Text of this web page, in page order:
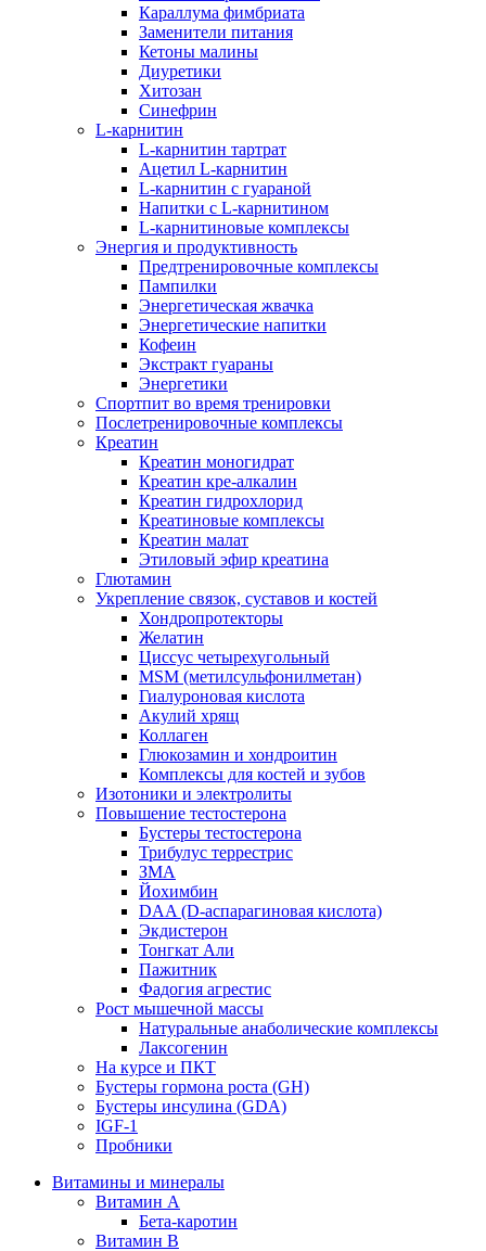
Караллума фимбриата
Заменители питания
Кетоны малины
Диуретики
Хитозан
Синефрин
L-карнитин
L-карнитин тартрат
Ацетил L-карнитин
L-карнитин с гуараной
Напитки c L-карнитином
L-карнитиновые комплексы
Энергия и продуктивность
Предтренировочные комплексы
Пампилки
Энергетическая жвачка
Энергетические напитки
Кофеин
Экстракт гуараны
Энергетики
Спортпит во время тренировки
Послетренировочные комплексы
Креатин
Креатин моногидрат
Креатин кре-алкалин
Креатин гидрохлорид
Креатиновые комплексы
Креатин малат
Этиловый эфир креатина
Глютамин
Укрепление связок, суставов и костей
Хондропротекторы
Желатин
Циссус четырехугольный
MSM (метилсульфонилметан)
Гиалуроновая кислота
Акулий хрящ
Коллаген
Глюкозамин и хондроитин
Комплексы для костей и зубов
Изотоники и электролиты
Повышение тестостерона
Бустеры тестостерона
Трибулус террестрис
ЗМА
Йохимбин
DAA (D-аспарагиновая кислота)
Экдистерон
Тонгкат Али
Пажитник
Фадогия агрестис
Рост мышечной массы
Натуральные анаболические комплексы
Лаксогенин
На курсе и ПКТ
Бустеры гормона роста (GH)
Бустеры инсулина (GDA)
IGF-1
Пробники
Витамины и минералы
Витамин A
Бета-каротин
Витамин B